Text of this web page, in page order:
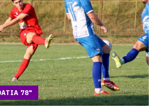
78"